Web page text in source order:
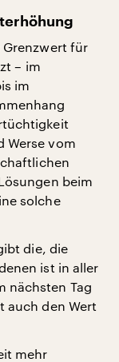
für
– im
im
Werse vom
beim
solche
die, die
ist in aller
nächsten Tag
auch den Wert
mehr